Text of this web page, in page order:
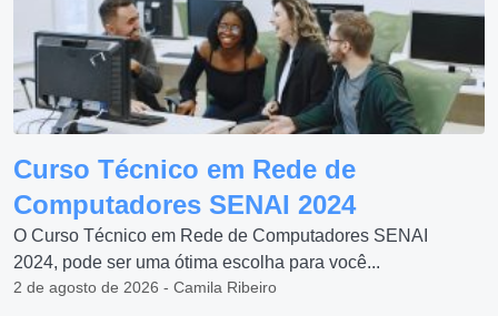
Curso Técnico em Rede de
Computadores SENAI 2024
O Curso Técnico em Rede de Computadores SENAI
2024, pode ser uma ótima escolha para você...
2 de agosto de 2026 - Camila Ribeiro